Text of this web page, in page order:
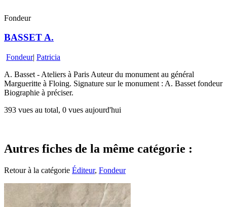
Fondeur
BASSET A.
Fondeur| Patricia
A. Basset - Ateliers à Paris Auteur du monument au général
Margueritte à Floing. Signature sur le monument : A. Basset fondeur
Biographie à préciser.
393 vues au total, 0 vues aujourd'hui
Autres fiches de la même catégorie :
Retour à la catégorie Éditeur, Fondeur